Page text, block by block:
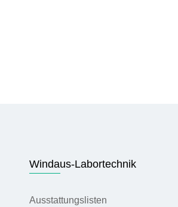
Windaus-Labortechnik
Ausstattungslisten